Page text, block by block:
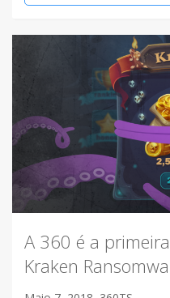
A 360 é a
Kraken